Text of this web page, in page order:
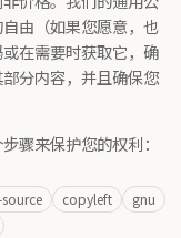
由（如果您愿意，也
在需要时获取它，确
分内容，并且确保您
骤来保护您的权利：
copyleft
gnu